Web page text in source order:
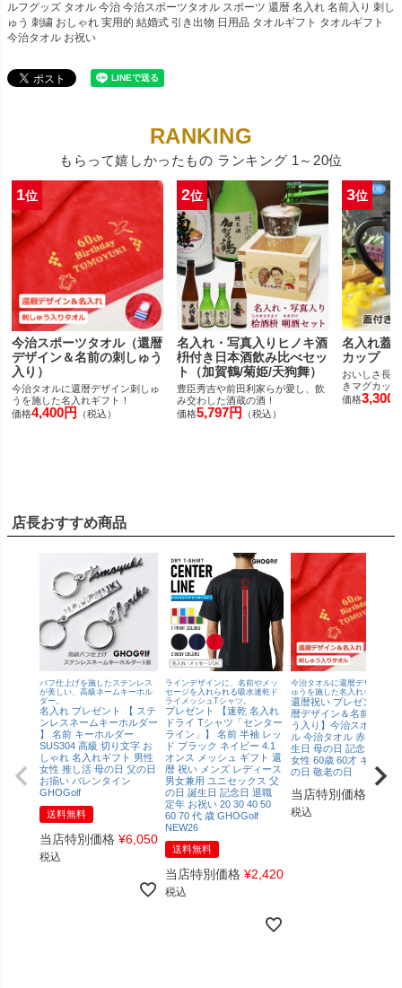
ルフグッズ タオル 今治 今治スポーツタオル スポーツ 還暦 名入れ 名前入り 刺し
ゅう 刺繍 おしゃれ 実用的 結婚式 引き出物 日用品 タオルギフト タオルギフト
今治タオル お祝い
もらって嬉しかったもの ランキング 1～20位
1位
今治スポーツタオル（還暦
デザイン＆名前の刺しゅう
入り）
今治タオルに還暦デザイン刺しゅ
うを施した名入れギフト！
価格4,400円 （税込）
2位
名入れ・写真入りヒノキ酒
枡付き日本酒飲み比べセッ
ト（加賀鶴/菊姫/天狗舞）
豊臣秀吉や前田利家らが愛し、飲
み交わした酒蔵の酒！
価格5,797円 （税込）
3位
名入れ蓋
カップ
おいしさ長
きマグカップ
価格3,300
店長おすすめ商品
バフ仕上げを施したステンレス
が美しい、高級ネームキーホル
ダー。
名入れ プレゼント 【 ステ
ンレスネームキーホルダー
】 名前 キーホルダー
SUS304 高級 切り文字 お
しゃれ 名入れギフト 男性
女性 推し活 母の日 父の日
お揃い バレンタイン
GHOGolf
送料無料
当店特別価格 ¥6,050
税込
ラインデザインに、名前やメッ
セージを入れられる吸水速乾ド
ライメッシュTシャツ。
プレゼント 【速乾 名入れ
ドライ Tシャツ「センター
ライン」】 名前 半袖 レッ
ド ブラック ネイビー 4.1
オンス メッシュ ギフト 還
暦 祝い メンズ レディース
男女兼用 ユニセックス 父
の日 誕生日 記念日 退職
定年 お祝い 20 30 40 50
60 70 代 歳 GHOGolf
NEW26
送料無料
当店特別価格 ¥2,420
税込
今治タオルに還暦デザイン刺
ゅうを施した名入れギフト！
還暦祝い プレゼント【還
暦デザイン＆名前の刺し
う入り】今治スポーツタ
ル 今治タオル 赤タオル
生日 母の日 記念日 男性
女性 60歳 60才 ギフト 父
の日 敬老の日
当店特別価格
税込